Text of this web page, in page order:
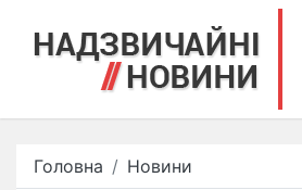
Головна Новини